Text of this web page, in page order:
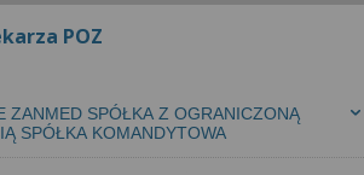
POZ
ZANMED SPÓŁKA Z OGRANICZONĄ
SPÓŁKA KOMANDYTOWA